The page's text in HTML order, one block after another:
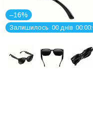
–16%
Залишилось 00 днів 00 00